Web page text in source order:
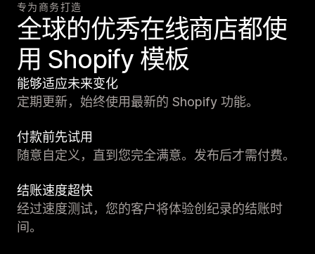
专为商务打造
全球的优秀在线商店都使
用 Shopify 模板
能够适应未来变化
定期更新，始终使用最新的 Shopify 功能。
付款前先试用
随意自定义，直到您完全满意。发布后才需付费。
结账速度超快
经过速度测试，您的客户将体验创纪录的结账时
间。